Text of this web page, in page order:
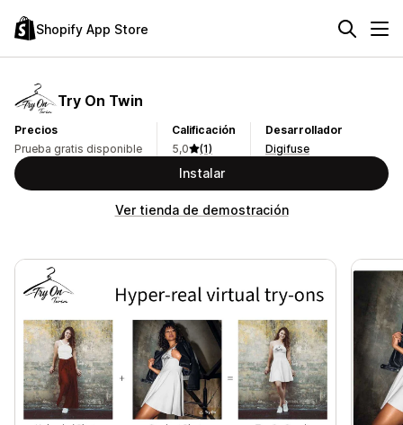
Shopify App Store
Try On Twin
Precios
Prueba gratis disponible
Calificación
5,0
(1)
Desarrollador
Digifuse
Instalar
Ver tienda de demostración